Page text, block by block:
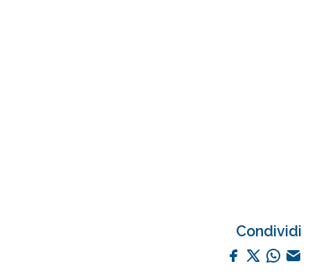
Condividi